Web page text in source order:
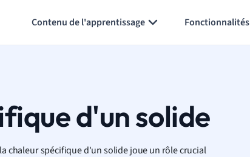
Contenu de l'apprentissage Fonctionnalités
d'un solide
chaleur spécifique d'un solide joue un rôle crucial